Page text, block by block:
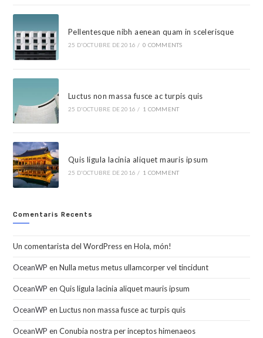
Pellentesque nibh aenean quam in scelerisque
25 D'OCTUBRE DE 2016 / 0 COMMENTS
Luctus non massa fusce ac turpis quis
25 D'OCTUBRE DE 2016 / 1 COMMENT
Quis ligula lacinia aliquet mauris ipsum
25 D'OCTUBRE DE 2016 / 1 COMMENT
Comentaris Recents
Un comentarista del WordPressenHola, món!
OceanWP enNulla metus metus ullamcorper vel tincidunt
OceanWP enQuis ligula lacinia aliquet mauris ipsum
OceanWP enLuctus non massa fusce ac turpis quis
OceanWP enConubia nostra per inceptos himenaeos